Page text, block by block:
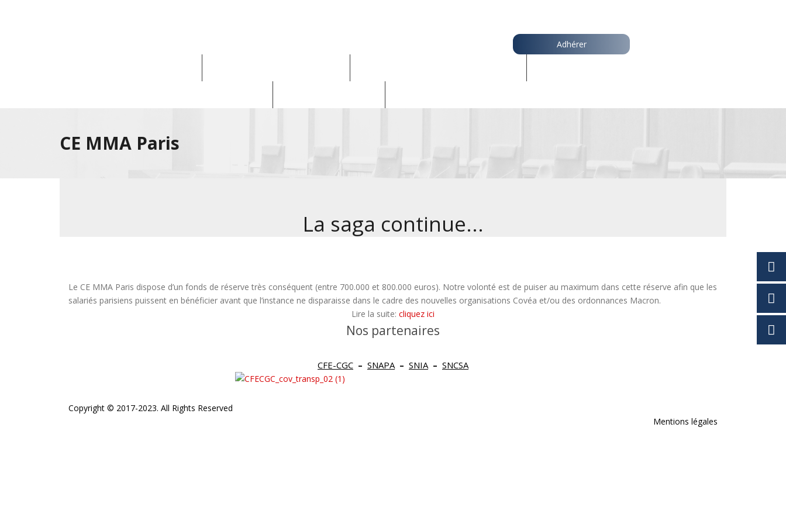
Adhérer
CE MMA Paris
La saga continue...
Le CE MMA Paris dispose d’un fonds de réserve très conséquent (entre 700.000 et 800.000 euros). Notre volonté est de puiser au maximum dans cette réserve afin que les
salariés parisiens puissent en bénéficier avant que l’instance ne disparaisse dans le cadre des nouvelles organisations Covéa et/ou des ordonnances Macron.
Lire la suite: cliquez ici
Nos partenaires
CFE-CGC – SNAPA – SNIA – SNCSA
Copyright © 2017-2023. All Rights Reserved
Mentions légales